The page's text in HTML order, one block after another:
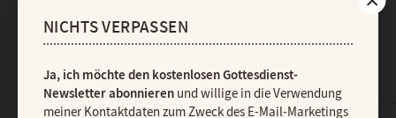
NICHTS VERPASSEN
Ja, ich möchte den kostenlosen Gottesdienst-
Newsletter abonnierenund willige in die Verwendung
meiner Kontaktdaten zum Zweck des E-Mail-Marketings